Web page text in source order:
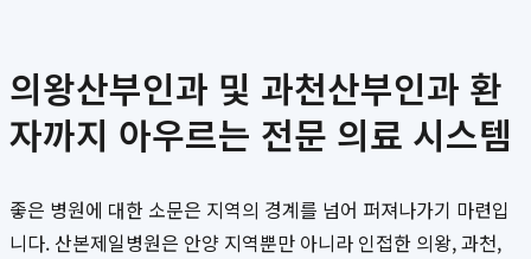
의왕산부인과 및 과천산부인과 환
자까지 아우르는 전문 의료 시스템
좋은 병원에 대한 소문은 지역의 경계를 넘어 퍼져나가기 마련입
니다. 산본제일병원은 안양 지역뿐만 아니라 인접한 의왕, 과천,